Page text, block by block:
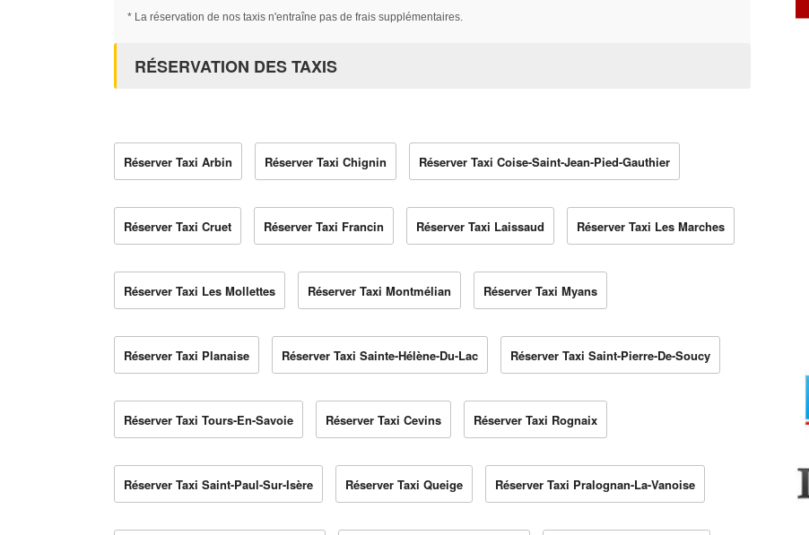
* La réservation de nos taxis n'entraîne pas de frais supplémentaires.
RÉSERVATION DES TAXIS
Réserver Taxi Arbin Réserver Taxi Chignin Réserver Taxi Coise-Saint-Jean-Pied-Gauthier
Réserver Taxi Cruet Réserver Taxi Francin Réserver Taxi Laissaud Réserver Taxi Les Marches
Réserver Taxi Les Mollettes Réserver Taxi Montmélian Réserver Taxi Myans
Réserver Taxi Planaise Réserver Taxi Sainte-Hélène-Du-Lac Réserver Taxi Saint-Pierre-De-Soucy
Réserver Taxi Tours-En-Savoie Réserver Taxi Cevins Réserver Taxi Rognaix
Réserver Taxi Saint-Paul-Sur-Isère Réserver Taxi Queige Réserver Taxi Pralognan-La-Vanoise